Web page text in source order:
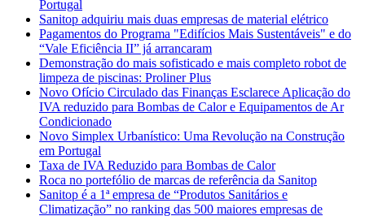
Portugal
Sanitop adquiriu mais duas empresas de material elétrico
Pagamentos do Programa "Edifícios Mais Sustentáveis" e do
“Vale Eficiência II” já arrancaram
Demonstração do mais sofisticado e mais completo robot de
limpeza de piscinas: Proliner Plus
Novo Ofício Circulado das Finanças Esclarece Aplicação do
IVA reduzido para Bombas de Calor e Equipamentos de Ar
Condicionado
Novo Simplex Urbanístico: Uma Revolução na Construção
em Portugal
Taxa de IVA Reduzido para Bombas de Calor
Roca no portefólio de marcas de referência da Sanitop
Sanitop é a 1ª empresa de “Produtos Sanitários e
Climatização” no ranking das 500 maiores empresas de